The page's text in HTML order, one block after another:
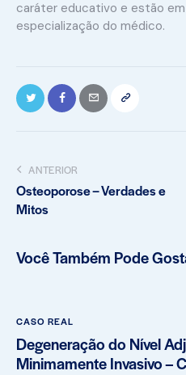
caráter educativo e estão
especialização do médico.
ANTERIOR
Osteoporose – Verdades e
Mitos
Você Também Pode
CASO REAL
Degeneração do Nível
Minimamente Invasivo –